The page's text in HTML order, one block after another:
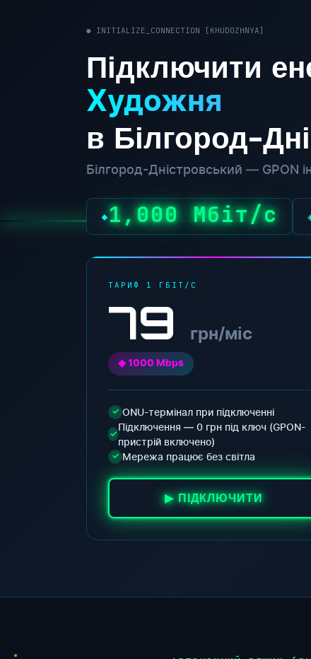
● INITIALIZE_CONNECTION [KHUDOZHNYA]
Підключити
Художня
в Білгород-
Білгород-Дністровський — GPON
◆1,000 Мбіт/с
ТАРИФ 1 ГБІТ/С
79 грн/міс
◈ 1000 Mbps
✓ ONU-термінал при підключенні
✓
Підключення — 0 грн під ключ (GPON-
пристрій включено)
✓ Мережа працює без світла
▶ ПІДКЛЮЧИТИ